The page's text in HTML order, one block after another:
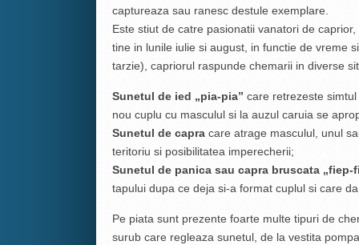
captureaza sau ranesc destule exemplare.
Este stiut de catre pasionatii vanatori de
tine in lunile iulie si august, in functie de vreme
tarzie), capriorul raspunde chemarii in diverse
Sunetul de ied „pia-pia” care retrezeste
nou cuplu cu masculul si la auzul caruia se
Sunetul de capracare atrage masculul, unul
teritoriu si posibilitatea imperecherii;
Sunetul de panica sau capra bruscata „fiep-
tapului dupa ce deja si-a format cuplul si care
Pe piata sunt prezente foarte multe tipuri de
surub care regleaza sunetul, de la vestita